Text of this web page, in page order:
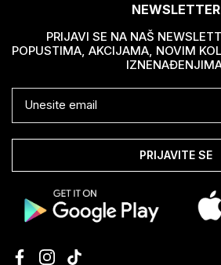
NEWSLETTER
PRIJAVI SE NA NAŠ
POPUSTIMA, AKCIJAMA, NOVIM
PRIJAVITE SE